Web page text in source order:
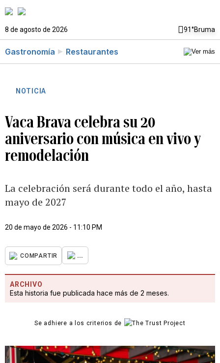
8 de agosto de 2026 91°Bruma
Gastronomía Restaurantes
NOTICIA
Vaca Brava celebra su 20
aniversario con música en vivo y
remodelación
La celebración será durante todo el año, hasta
mayo de 2027
20 de mayo de 2026 - 11:10 PM
COMPARTIR ...
ARCHIVO
Esta historia fue publicada hace más de 2 meses.
Se adhiere a los criterios de